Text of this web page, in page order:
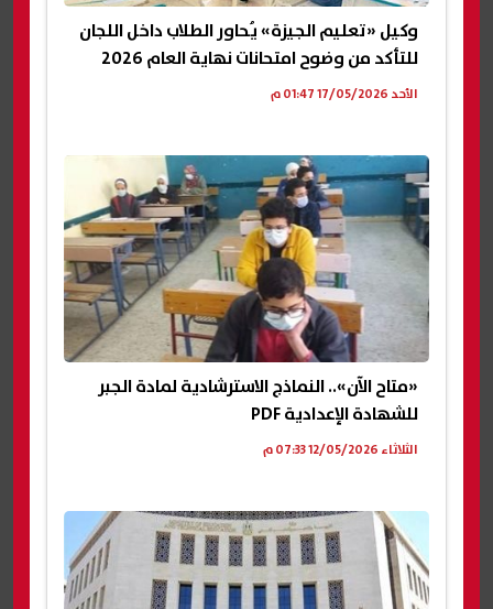
وكيل «تعليم الجيزة» يُحاور الطلاب داخل اللجان
للتأكد من وضوح امتحانات نهاية العام 2026
الأحد 17/05/2026 01:47 م
«متاح الآن».. النماذج الاسترشادية لمادة الجبر
للشهادة الإعدادية PDF
الثلاثاء 12/05/2026 07:33 م